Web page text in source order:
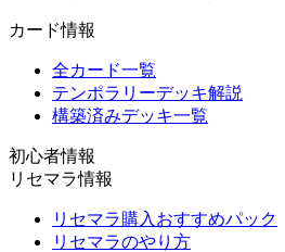
カード情報
全カード一覧
テンポラリーデッキ解説
構築済みデッキ一覧
初心者情報
リセマラ情報
リセマラ購入おすすめパック
リセマラのやり方